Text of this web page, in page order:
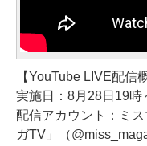
【YouTube LIVE配信
実施日：8月28日19時
配信アカウント：ミ
ガTV」（@miss_maga